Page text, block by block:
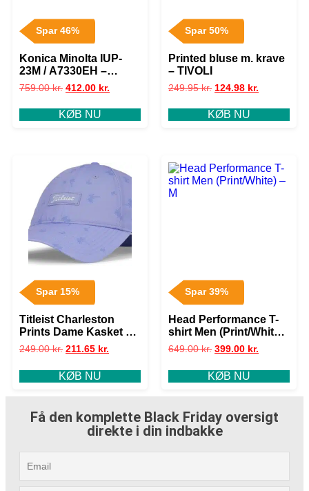
Spar 46%
Konica Minolta IUP-
23M / A7330EH –
Printer-billedenhed
759.00kr. 412.00 kr.
KØB NU
Spar 50%
Printed bluse m. krave
– TIVOLI
249.95kr. 124.98 kr.
KØB NU
Spar 15%
Titleist Charleston
Prints Dame Kasket –
Lavendel – Str.
Justerbar
249.00kr. 211.65 kr.
KØB NU
Spar 39%
Head Performance T-
shirt Men (Print/White)
– M
649.00kr. 399.00 kr.
KØB NU
Få den komplette Black Friday oversigt
direkte i din indbakke